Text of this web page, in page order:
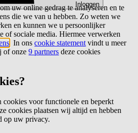
Inloggen
uw online gedrag te analyseren en te
die we van u hebben. Zo weten we
en kunnen we u persoonlijker
of sociale media. Hiermee verwerken
. In onscookie statement vindt u meer
of onze9 partners deze cookies
cookies voor functionele en beperkt
cookies plaatsen wij altijd en hebben
op uw privacy.